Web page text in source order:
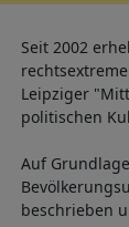
Seit 2002
Leipziger
politischen
Auf
beschrieben